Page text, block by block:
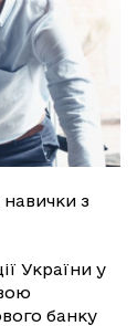
з
України у
банку